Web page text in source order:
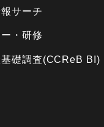
サーチ
・研修
礎調査(CCReB BI)